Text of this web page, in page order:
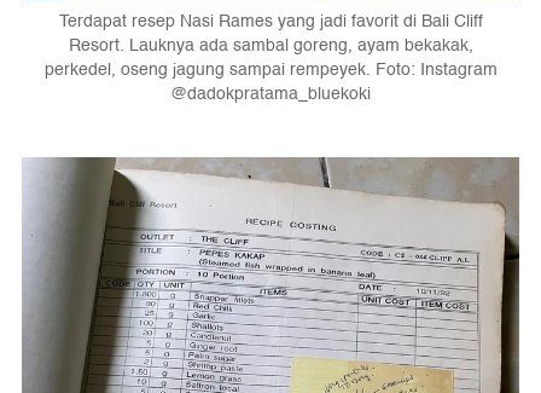
Terdapat resep Nasi Rames yang jadi favorit di Bali Cliff
Resort. Lauknya ada sambal goreng, ayam bekakak,
perkedel, oseng jagung sampai rempeyek. Foto: Instagram
@dadokpratama_bluekoki